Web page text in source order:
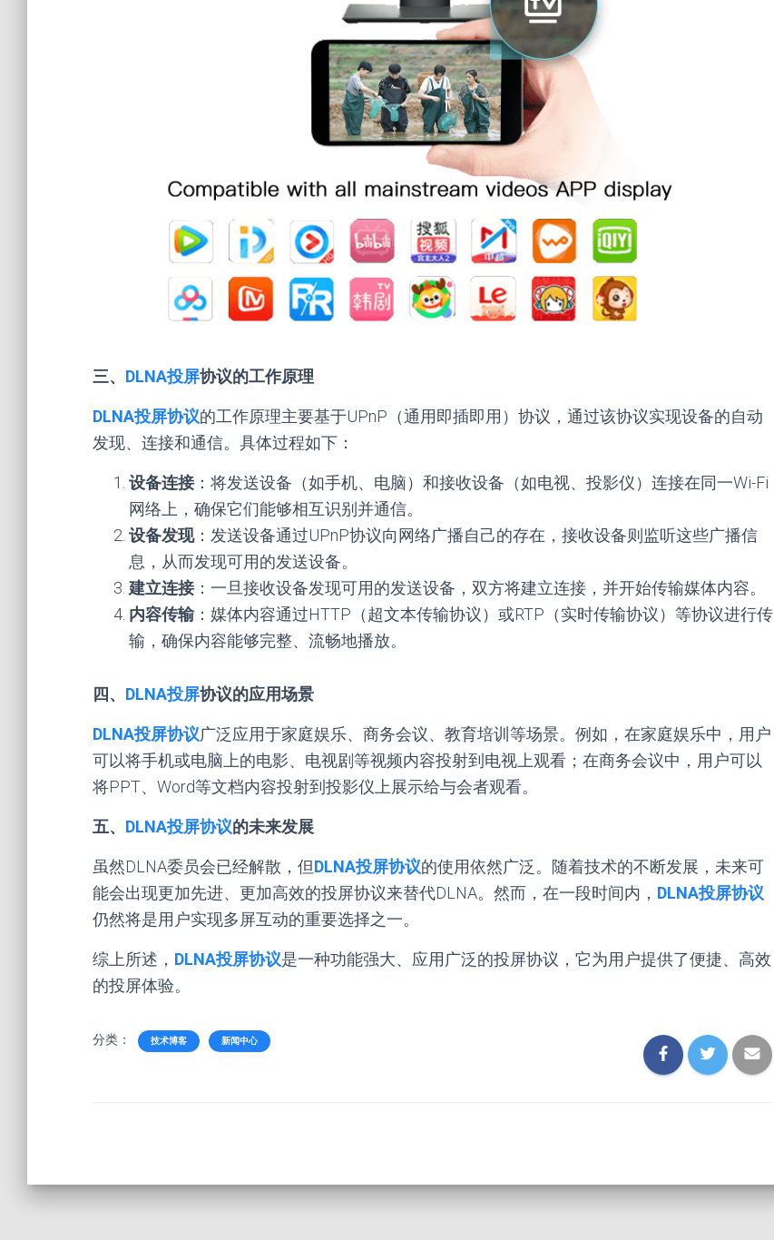
三、 DLNA投屏协议的工作原理
DLNA投屏协议的工作原理主要基于UPnP（通用即插即用）协议，通过该协议实现设备的自动
发现、连接和通信。具体过程如下：
设备连接：将发送设备（如手机、电脑）和接收设备（如电视、投影仪）连接在同一Wi-Fi
网络上，确保它们能够相互识别并通信。
设备发现：发送设备通过UPnP协议向网络广播自己的存在，接收设备则监听这些广播信
息，从而发现可用的发送设备。
建立连接：一旦接收设备发现可用的发送设备，双方将建立连接，并开始传输媒体内容。
内容传输：媒体内容通过HTTP（超文本传输协议）或RTP（实时传输协议）等协议进行传
输，确保内容能够完整、流畅地播放。
四、 DLNA投屏协议的应用场景
DLNA投屏协议广泛应用于家庭娱乐、商务会议、教育培训等场景。例如，在家庭娱乐中，用户
可以将手机或电脑上的电影、电视剧等视频内容投射到电视上观看；在商务会议中，用户可以
将PPT、Word等文档内容投射到投影仪上展示给与会者观看。
五、 DLNA投屏协议的未来发展
虽然DLNA委员会已经解散，但DLNA投屏协议的使用依然广泛。随着技术的不断发展，未来可
能会出现更加先进、更加高效的投屏协议来替代DLNA。然而，在一段时间内， DLNA投屏协议
仍然将是用户实现多屏互动的重要选择之一。
综上所述， DLNA投屏协议是一种功能强大、应用广泛的投屏协议，它为用户提供了便捷、高效
的投屏体验。
分类： 技术博客 新闻中心